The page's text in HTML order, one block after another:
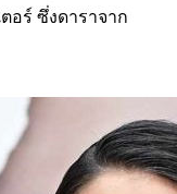
อร์ ซึ่งดาราจาก